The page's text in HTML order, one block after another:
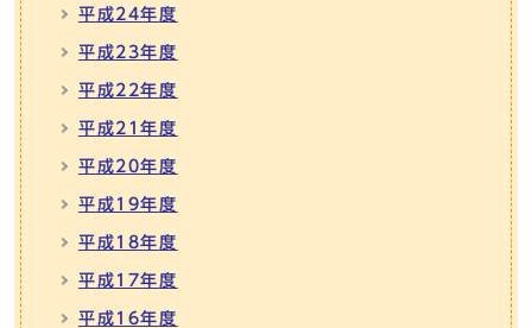
平成24年度
平成23年度
平成22年度
平成21年度
平成20年度
平成19年度
平成18年度
平成17年度
平成16年度